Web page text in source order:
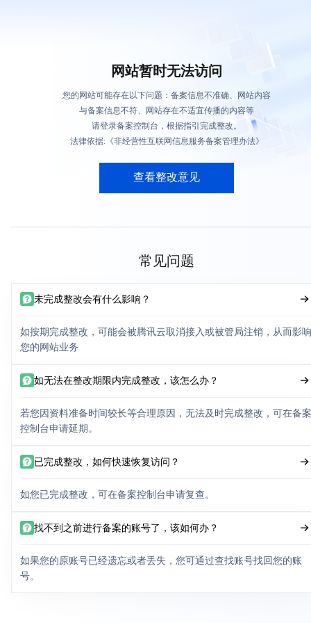
网站暂时无法访问
您的网站可能存在以下问题：备案信息不准确、网站内容
与备案信息不符、网站存在不适宜传播的内容等
请登录备案控制台，根据指引完成整改。
法律依据:《非经营性互联网信息服务备案管理办法》
查看整改意见
常见问题
未完成整改会有什么影响？
如按期完成整改，可能会被腾讯云取消接入或被管局注销，从而影响
您的网站业务
如无法在整改期限内完成整改，该怎么办？
若您因资料准备时间较长等合理原因，无法及时完成整改，可在备案
控制台申请延期。
已完成整改，如何快速恢复访问？
如您已完成整改，可在备案控制台申请复查。
找不到之前进行备案的账号了，该如何办？
如果您的原账号已经遗忘或者丢失，您可通过查找账号找回您的账
号。